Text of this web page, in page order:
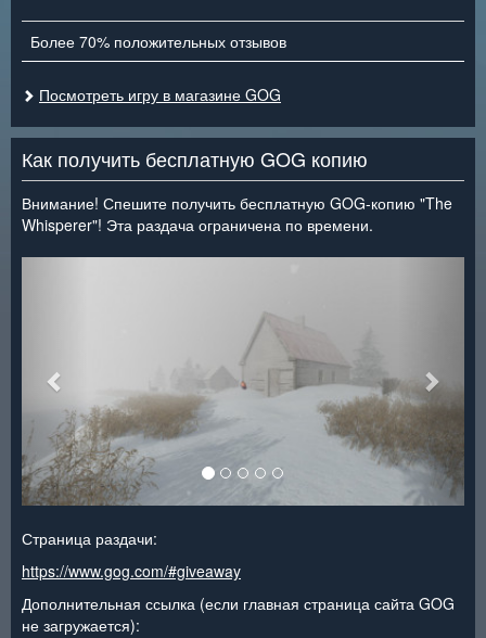
Более 70% положительных отзывов
Посмотреть игру в магазине GOG
Как получить бесплатную GOG копию
Внимание! Спешите получить бесплатную GOG-копию "The
Whisperer"! Эта раздача ограничена по времени.
Страница раздачи:
https://www.gog.com/#giveaway
Дополнительная ссылка (если главная страница сайта GOG
не загружается):